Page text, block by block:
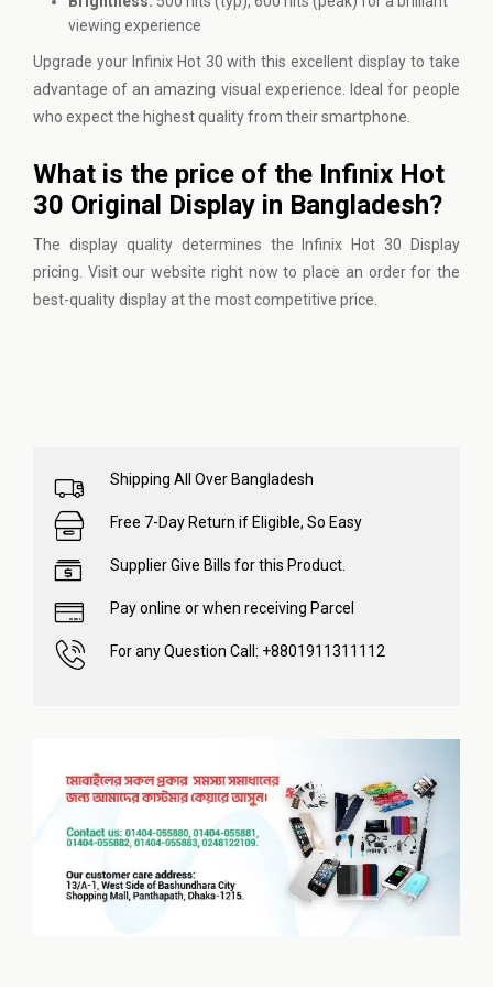
viewing experience
Upgrade your Infinix Hot 30 with this excellent display to take
advantage of an amazing visual experience. Ideal for people
who expect the highest quality from their smartphone.
What is the price of the Infinix Hot
30 Original Display in Bangladesh?
The display quality determines the Infinix Hot 30 Display
pricing. Visit our website right now to place an order for the
best-quality display at the most competitive price.
Shipping All Over Bangladesh
Free 7-Day Return if Eligible, So Easy
Supplier Give Bills for this Product.
Pay online or when receiving Parcel
For any Question Call: +8801911311112